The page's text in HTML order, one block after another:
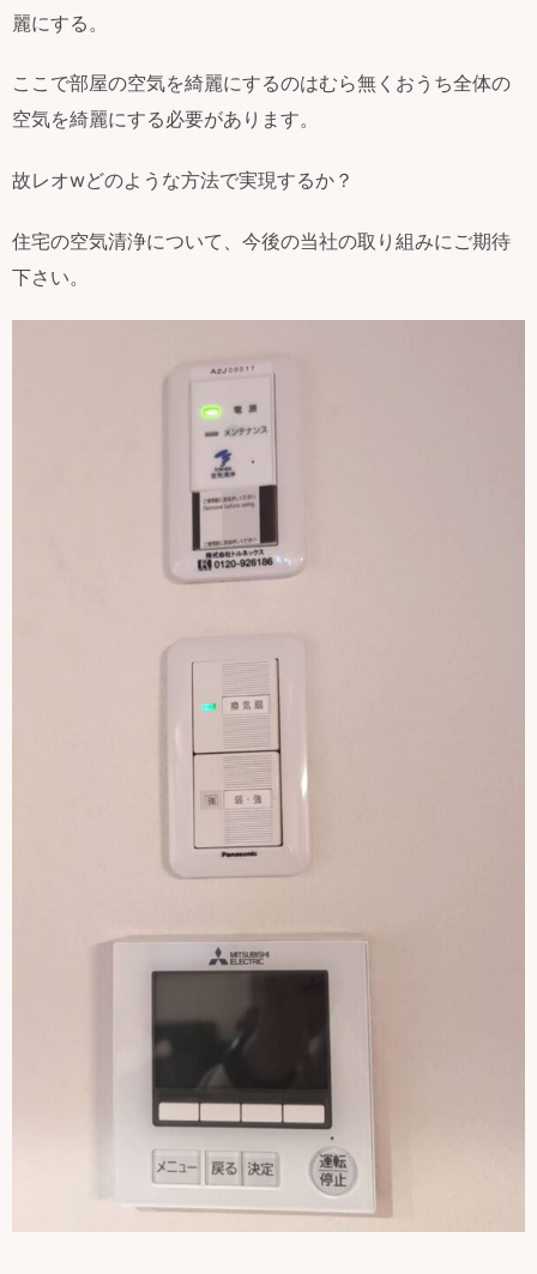
麗にする。
ここで部屋の空気を綺麗にするのはむら無くおうち全体の
空気を綺麗にする必要があります。
故レオwどのような方法で実現するか？
住宅の空気清浄について、今後の当社の取り組みにご期待
下さい。